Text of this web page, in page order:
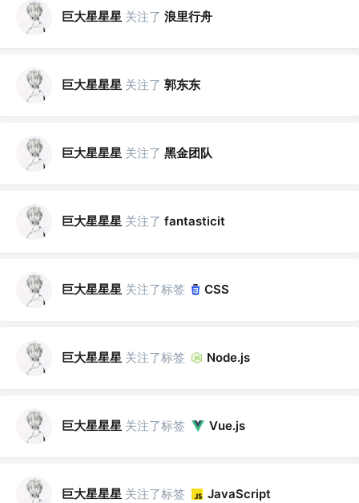
巨大星星星 关注了 浪里行舟
巨大星星星 关注了 郭东东
巨大星星星 关注了 黑金团队
巨大星星星 关注了 fantasticit
巨大星星星 关注了标签 CSS
巨大星星星 关注了标签 Node.js
巨大星星星 关注了标签 Vue.js
巨大星星星 关注了标签 JavaScript